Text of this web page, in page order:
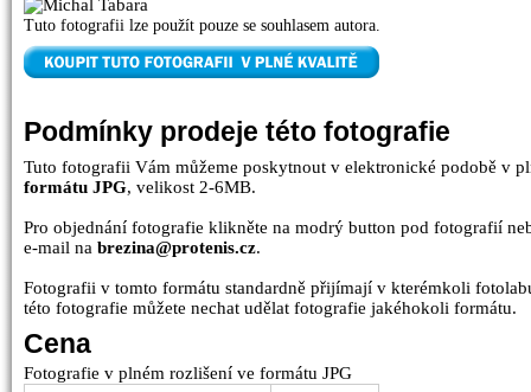
Tuto fotografii lze použít pouze se souhlasem autora.
Podmínky prodeje této fotografie
Tuto fotografii Vám můžeme poskytnout v elektronické podobě v
formátu JPG, velikost 2-6MB.
Pro objednání fotografie klikněte na modrý button pod fotografií
e-mail na brezina@protenis.cz.
Fotografii v tomto formátu standardně přijímají v kterémkoli
této fotografie můžete nechat udělat fotografie jakéhokoli formátu.
Cena
Fotografie v plném rozlišení ve formátu JPG